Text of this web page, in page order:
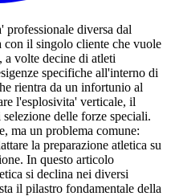
professionale diversa dal
con il singolo cliente che vuole
a volte decine di atleti
specifiche all'interno di
rientra da un infortunio al
l'esplosivita' verticale, il
delle forze speciali.
ma un problema comune:
la preparazione atletica su
In questo articolo
si declina nei diversi
il pilastro fondamentale della